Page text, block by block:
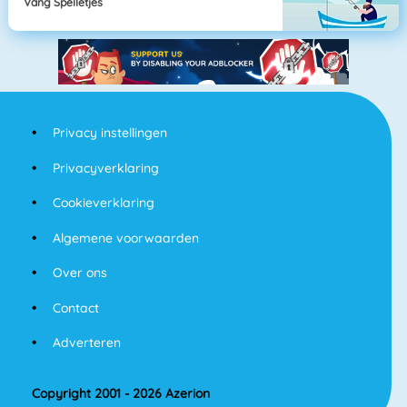
Privacy instellingen
Privacyverklaring
Cookieverklaring
Algemene voorwaarden
Over ons
Contact
Adverteren
Copyright 2001 - 2026 Azerion